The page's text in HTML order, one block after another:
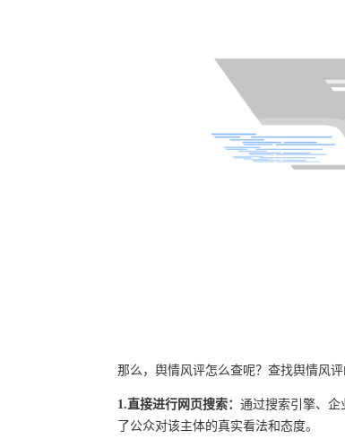
那么，舆情风评怎么查呢？查找舆情风
1.直接进行网页搜索： 通过搜索引擎、企
了公众对该主体的真实看法和态度。